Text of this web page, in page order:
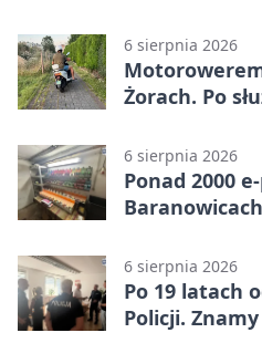
6 sierpnia 2026
Żorach. Po
6 sierpnia 2026
Ponad 2000
6 sierpnia 2026
Po 19 latach
Policji.